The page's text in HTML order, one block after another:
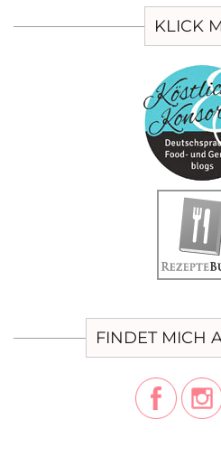
KLICK
FINDET MICH